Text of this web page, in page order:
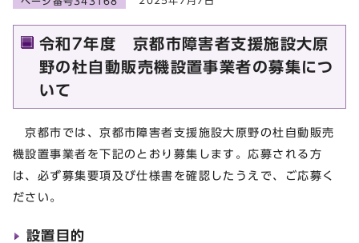
令和7年度 京都市障害者支援施設大原
野の杜自動販売機設置事業者の募集につ
いて
京都市では、京都市障害者支援施設大原野の杜自動販売
機設置事業者を下記のとおり募集します。応募される方
は、必ず募集要項及び仕様書を確認したうえで、ご応募く
ださい。
設置目的